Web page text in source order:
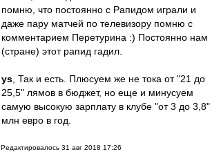
помню, что постоянно с Рапидом играли и
даже пару матчей по телевизору помню с
комментарием Перетурина :) Постоянно нам
(стране) этот рапид гадил.
ys , Так и есть. Плюсуем же не тока от "21 до
25,5" лямов в бюджет, но еще и минусуем
самую высокую зарплату в клубе "от 3 до 3,8"
млн евро в год.
Редактировалось 31 авг 2018 17:26